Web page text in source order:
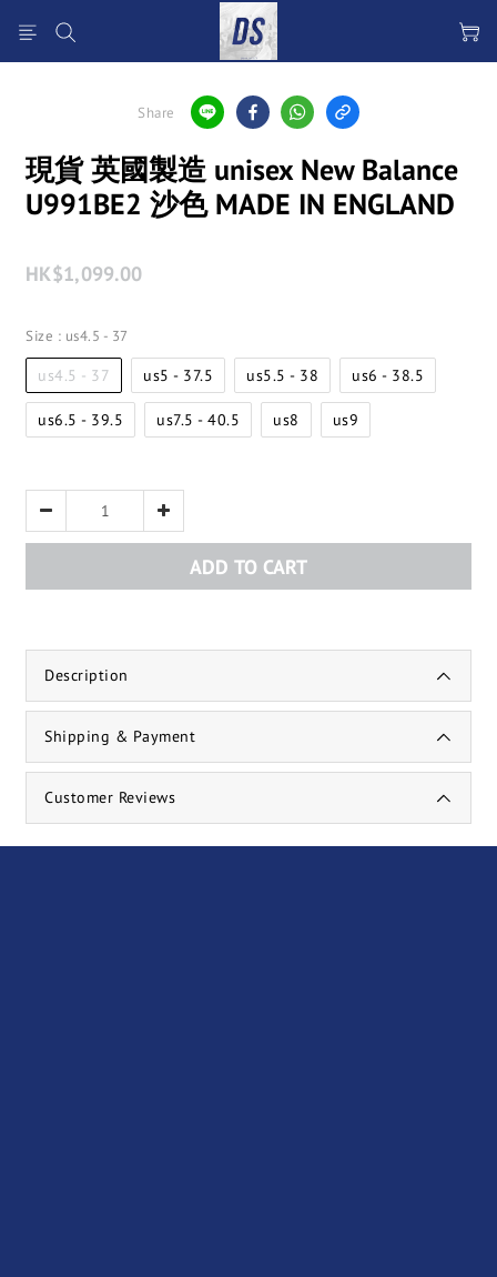
Share
現貨 英國製造 unisex New Balance
U991BE2 沙色 MADE IN ENGLAND
HK$1,099.00
Size : us4.5 - 37
us4.5 - 37 us5 - 37.5 us5.5 - 38 us6 - 38.5
us6.5 - 39.5 us7.5 - 40.5 us8 us9
ADD TO CART
Description
Shipping & Payment
Customer Reviews